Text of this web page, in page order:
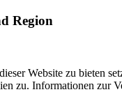
Region
Website zu bieten
zu. Informationen zur